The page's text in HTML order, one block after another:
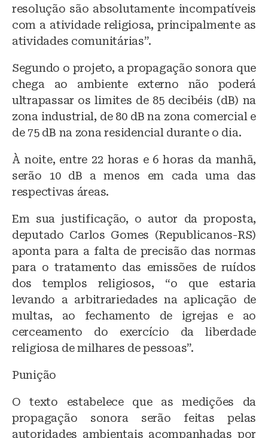
resolução são absolutamente incompatíveis
com a atividade religiosa, principalmente as
atividades comunitárias”.
Segundo o projeto, a propagação sonora que
chega ao ambiente externo não poderá
ultrapassar os limites de 85 decibéis (dB) na
zona industrial, de 80 dB na zona comercial e
de 75 dB na zona residencial durante o dia.
À noite, entre 22 horas e 6 horas da manhã,
serão 10 dB a menos em cada uma das
respectivas áreas.
Em sua justificação, o autor da proposta,
deputado Carlos Gomes (Republicanos-RS)
aponta para a falta de precisão das normas
para o tratamento das emissões de ruídos
dos templos religiosos, “o que estaria
levando a arbitrariedades na aplicação de
multas, ao fechamento de igrejas e ao
cerceamento do exercício da liberdade
religiosa de milhares de pessoas”.
Punição
O texto estabelece que as medições da
propagação sonora serão feitas pelas
autoridades ambientais acompanhadas por